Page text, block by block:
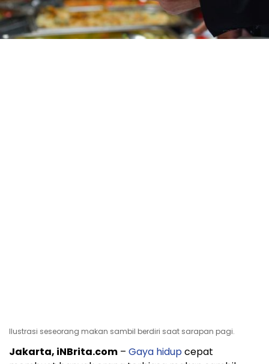
Ilustrasi seseorang makan sambil berdiri saat sarapan pagi.
Jakarta, iNBrita.com – Gaya hidupcepat